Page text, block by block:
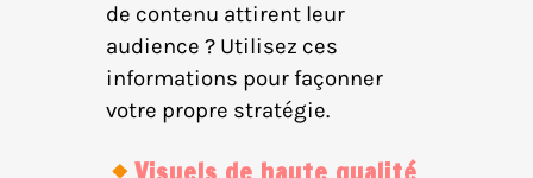
de contenu attirent leur
audience ? Utilisez ces
informations pour façonner
votre propre stratégie.